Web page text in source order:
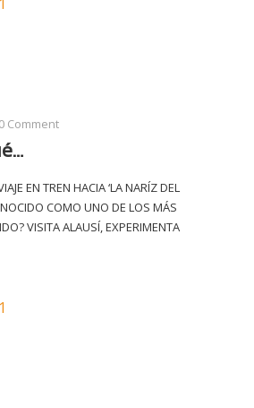
0 Comment
EN TREN HACIA ‘LA NARÍZ DEL
COMO UNO DE LOS MÁS
VISITA ALAUSÍ, EXPERIMENTA